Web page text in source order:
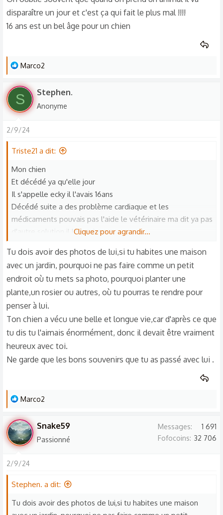
Il me manque tellement que j'ai envie pleure
🥹 S'était toute ma vie mon pauvre amour j'ai pas pu lui
dire en revoir cars j'étais pas chez moi mais loin a 1h 😔
comment je me sens coupable j'aimerais tellement qu'il me
Sache que je l'aime toute mon cœur que je suis désolée et
disparaître un jour et c'est ça qui fait le plus mal !!!!
16 ans est un bel âge pour un chien
L
s
r
é
c
o
n
s
:
Marco2
S Stephen.
Anonyme
2/9/24
Triste21 a dit:
Mon chien
Et décédé ya qu'elle jour
Il s'appelle ecky il l'avais 16ans
Décédé suite a des problème cardiaque et les
médicaments pouvais pas l'aide le vétérinaire ma dit ya pas
d'autre solution il long pique
Il me manque tellement que j'ai envie pleure
🥹 S'était toute ma vie mon pauvre amour j'ai pas pu lui
dire en revoir cars j'étais pas chez moi mais loin a 1h 😔
comment je me sens coupable j'aimerais tellement qu'il me
pardonne
Sache que je l'aime toute mon cœur que je suis désolée et
que je l'oublirais jamais
Cliquez pour agrandir...
Tu dois avoir des photos de lui,si tu habites une maison
avec un jardin, pourquoi ne pas faire comme un petit
endroit où tu mets sa photo, pourquoi planter une
plante,un rosier ou autres, où tu pourras te rendre pour
penser à lui.
Ton chien a vécu une belle et longue vie,car d'après ce que
tu dis tu l'aimais énormément, donc il devait être vraiment
heureux avec toi.
Ne garde que les bons souvenirs que tu as passé avec lui .
L
s
r
é
c
o
Marco2
Snake59
Passionné
Messages
1 691
Fofocoins 32 706
2/9/24
Stephen. a dit:
Tu dois avoir des photos de lui,si tu habites une maison